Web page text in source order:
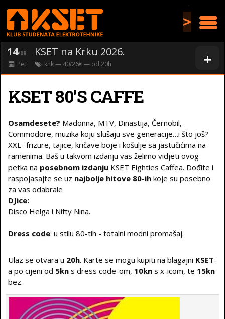
>
+
14/08 KSET na Krku 2026.
Pet knk— 40/26€ — od 20h
KSET 80'S CAFFE
Osamdesete? Madonna, MTV, Dinastija, Černobil,
Commodore, muzika koju slušaju sve generacije…i što još?
XXL- frizure, tajice, kričave boje i košulje sa jastučićima na
ramenima. Baš u takvom izdanju vas želimo vidjeti ovog
petka na posebnom izdanju KSET Eighties Caffea. Dođite i
raspojasajte se uz najbolje hitove 80-ih koje su posebno
za vas odabrale
DJice:
Disco Helga i Nifty Nina.
Dress code: u stilu 80-tih - totalni modni promašaj.
Ulaz se otvara u 20h. Karte se mogu kupiti na blagajni KSET-
a po cijeni od 5kn s dress code-om, 10kn s x-icom, te 15kn
bez.